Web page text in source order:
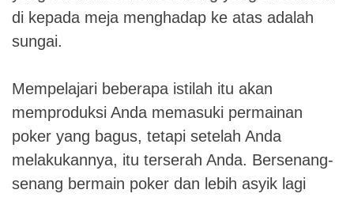
di kepada meja menghadap ke atas adalah
sungai.
Mempelajari beberapa istilah itu akan
memproduksi Anda memasuki permainan
poker yang bagus, tetapi setelah Anda
melakukannya, itu terserah Anda. Bersenang-
senang bermain poker dan lebih asyik lagi